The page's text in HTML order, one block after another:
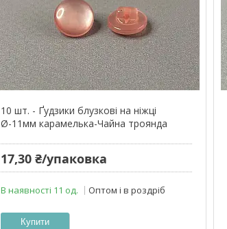
10 шт. - Ґудзики блузкові на ніжці
Ø-11мм карамелька-Чайна троянда
17,30 ₴/упаковка
В наявності 11 од. Оптом і в роздріб
Купити